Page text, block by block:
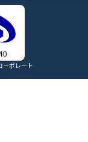
ーポレート